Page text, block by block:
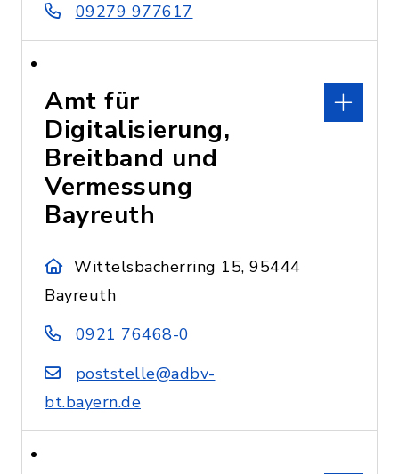
09279 977617
Amt für
Digitalisierung,
Breitband und
Vermessung
Bayreuth
Wittelsbacherring 15, 95444
Bayreuth
0921 76468-0
poststelle@adbv-
bt.bayern.de